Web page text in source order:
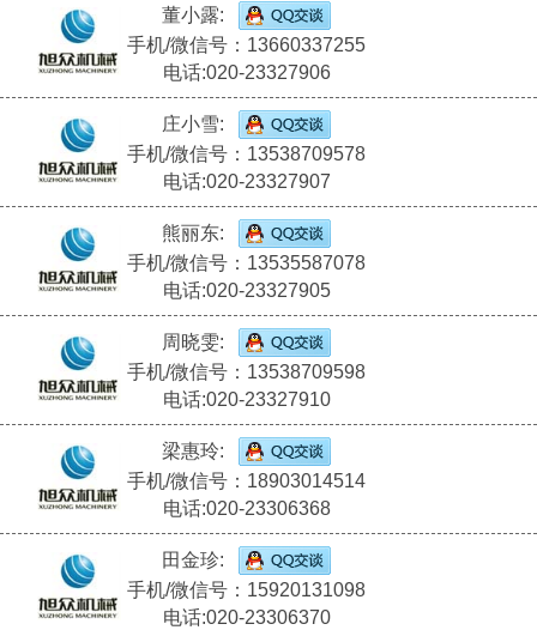
董小露:
手机/微信号：13660337255
电话:020-23327906
庄小雪:
手机/微信号：13538709578
电话:020-23327907
熊丽东:
手机/微信号：13535587078
电话:020-23327905
周晓雯:
手机/微信号：13538709598
电话:020-23327910
梁惠玲:
手机/微信号：18903014514
电话:020-23306368
田金珍:
手机/微信号：15920131098
电话:020-23306370